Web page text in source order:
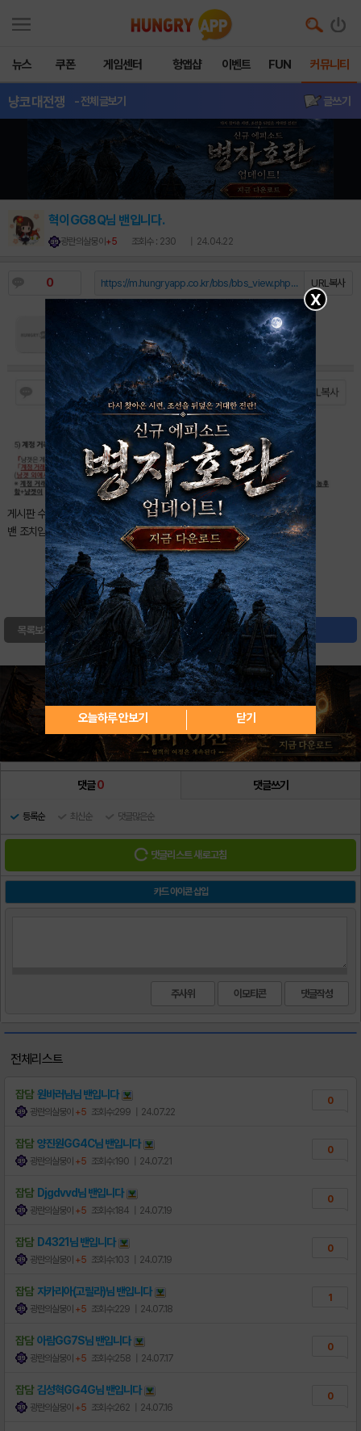
뉴스 쿠폰 게임센터 헝앱샵 이벤트 FUN 커뮤니티
냥코대전쟁 - 전체글보기 글쓰기
혁이GG8Q님 밴입니다.
광란의살뭉이 +5 조회수 : 230 | 24.04.22
0 URL복사
https://m.hungryapp.co.kr/bbs/bbs_view.php?durl=Y...
게시판 수칙 3-5 '계정 거래 및 교환 금지' 위반으로
밴 조치입니다.
0 북마크
목록보기 글쓰기
댓글0 댓글쓰기
등록순 최신순 댓글많은순
댓글리스트 새로고침
카드 아이콘 삽입
주사위 이모티콘
전체리스트
잡담 원바러님님 밴입니다
광란의살뭉이 +5 조회수:299 | 24.07.22
0
잡담 양진원GG4C님 밴입니다
광란의살뭉이 +5 조회수:190 | 24.07.21
0
잡담 Djgdvvd님 밴입니다
광란의살뭉이 +5 조회수:184 | 24.07.19
0
잡담 D4321님 밴입니다
광란의살뭉이 +5 조회수:103 | 24.07.19
0
잡담 자카리아(고릴라)님 밴입니다
광란의살뭉이 +5 조회수:229 | 24.07.18
1
잡담 아람GG7S님 밴입니다
광란의살뭉이 +5 조회수:258 | 24.07.17
0
잡담 김성혁GG4G님 밴입니다
광란의살뭉이 +5 조회수:262 | 24.07.16
0
X
오늘하루 안보기 닫기